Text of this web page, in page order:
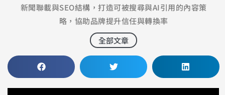
新聞聯載與SEO結構，打造可被搜尋與AI引用的內容策
略，協助品牌提升信任與轉換率
全部文章